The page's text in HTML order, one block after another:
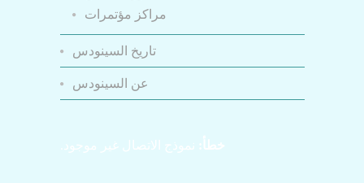
مراكز مؤتمرات
تاريخ السينودس
عن السينودس
خطأ: نموذج الاتصال غير موجود.